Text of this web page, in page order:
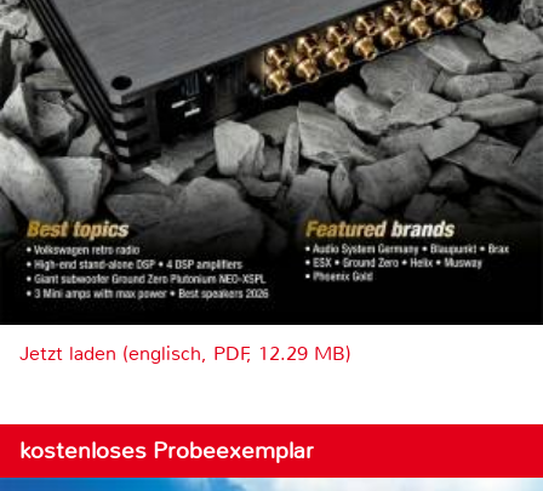
Jetzt laden (englisch, PDF, 12.29 MB)
kostenloses Probeexemplar